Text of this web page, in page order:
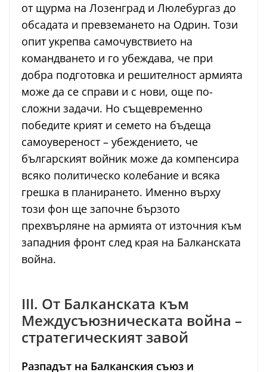
от щурма на Лозенград и Люлебургаз до
обсадата и превземането на Одрин. Този
опит укрепва самочувствието на
командването и го убеждава, че при
добра подготовка и решителност армията
може да се справи и с нови, още по-
сложни задачи. Но същевременно
победите крият и семето на бъдеща
самоувереност – убеждението, че
българският войник може да компенсира
всяко политическо колебание и всяка
грешка в планирането. Именно върху
този фон ще започне бързото
прехвърляне на армията от източния към
западния фронт след края на Балканската
война.
III. От Балканската към
Междусъюзническата война –
стратегическият завой
Разпадът на Балканския съюз и